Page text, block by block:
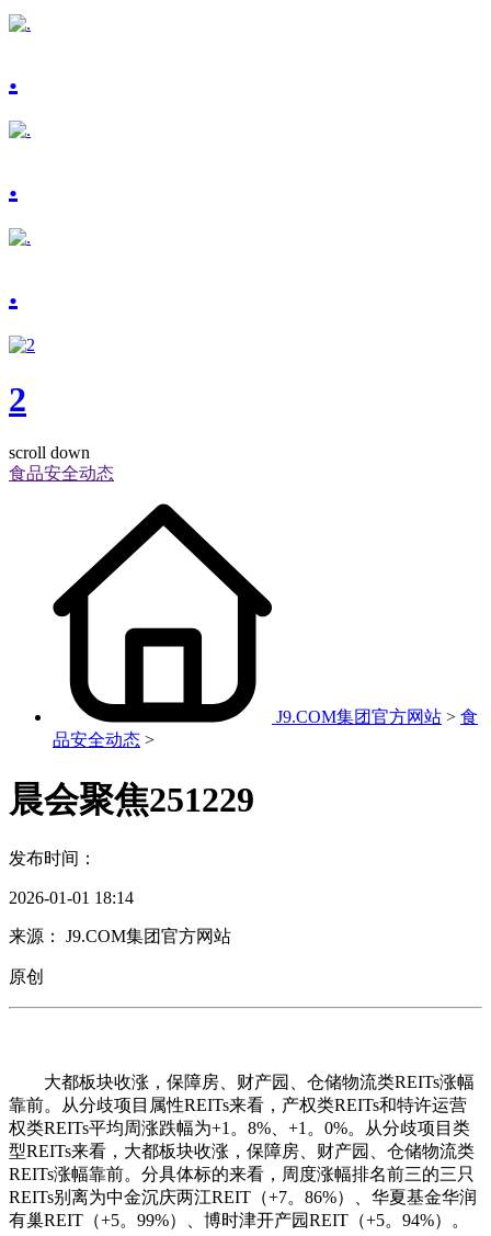
.
.
.
2
scroll down
食品安全动态
J9.COM集团官方网站 > 食
品安全动态 >
晨会聚焦251229
发布时间：
2026-01-01 18:14
来源： J9.COM集团官方网站
原创
大都板块收涨，保障房、财产园、仓储物流类REITs涨幅
靠前。从分歧项目属性REITs来看，产权类REITs和特许运营
权类REITs平均周涨跌幅为+1。8%、+1。0%。从分歧项目类
型REITs来看，大都板块收涨，保障房、财产园、仓储物流类
REITs涨幅靠前。分具体标的来看，周度涨幅排名前三的三只
REITs别离为中金沉庆两江REIT（+7。86%）、华夏基金华润
有巢REIT（+5。99%）、博时津开产园REIT（+5。94%）。